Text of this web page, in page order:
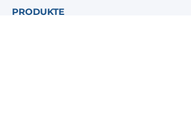
PRODUKTE